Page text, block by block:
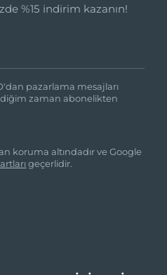
%15 indirim kazanın!
pazarlama mesajları
zaman abonelikten
koruma altındadır ve Google
geçerlidir.